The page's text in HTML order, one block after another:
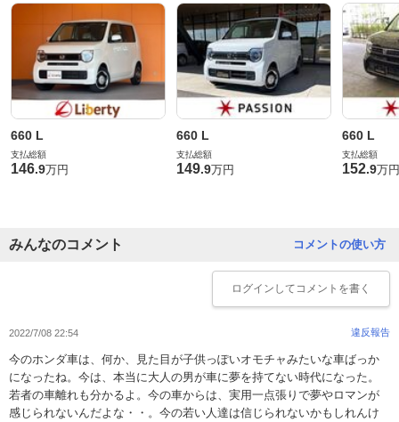
660 L
支払総額
146.9万円
660 L
支払総額
149.9万円
660 L
支払総額
152.9万円
コメントの使い方
みんなのコメント
ログイン してコメントを書く
2022/7/08 22:54 違反報告
今のホンダ車は、何か、見た目が子供っぽいオモチャみたいな車ばっか
になったね。今は、本当に大人の男が車に夢を持てない時代になった。
若者の車離れも分かるよ。今の車からは、実用一点張りで夢やロマンが
感じられないんだよな・・。今の若い人達は信じられないかもしれんけ